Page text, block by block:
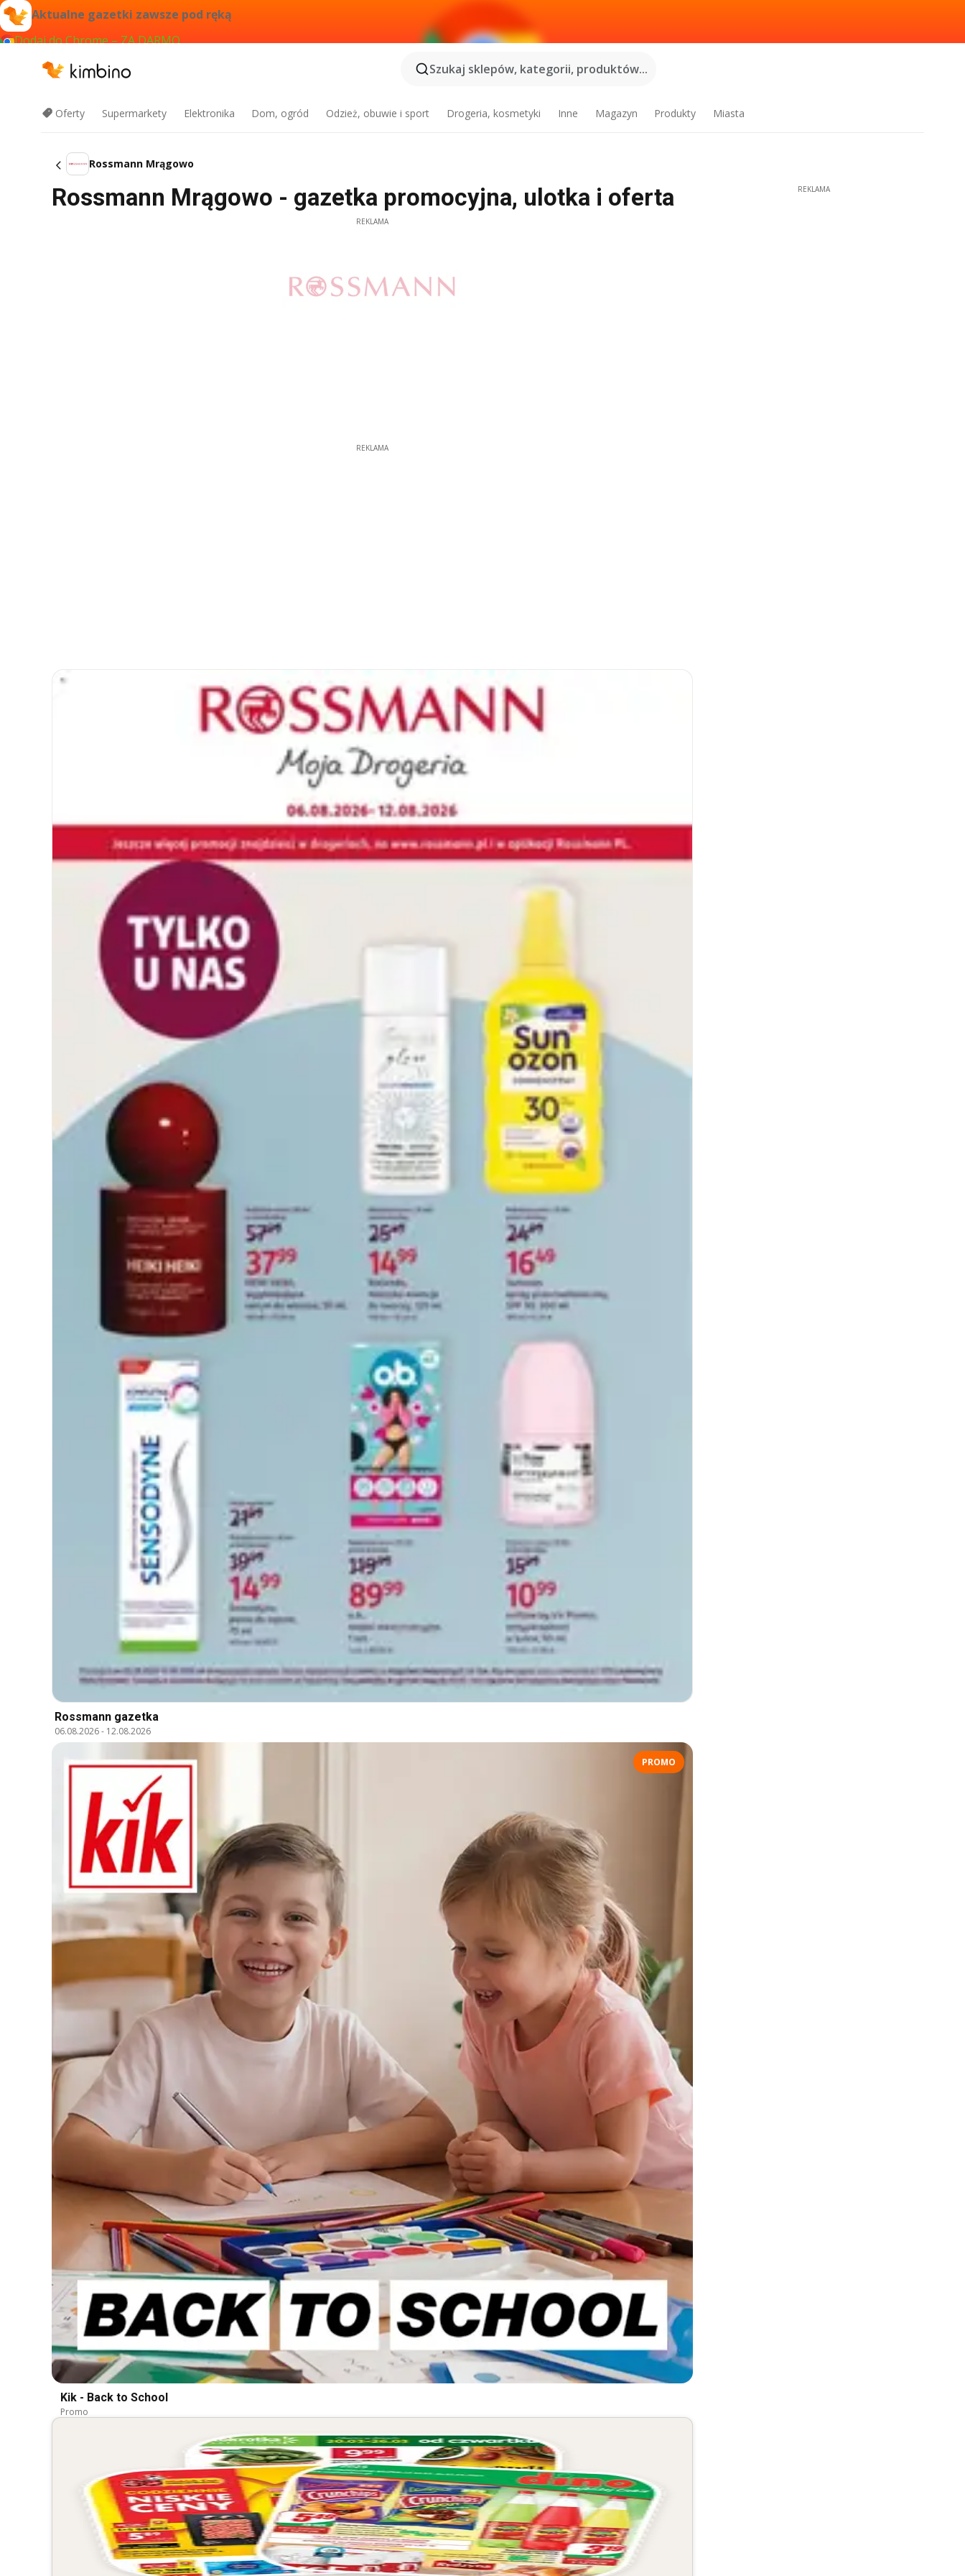
Aktualne gazetki zawsze pod ręką
Dodaj do Chrome – ZA DARMO
Szukaj sklepów, kategorii, produktów...
Oferty Supermarkety Elektronika Dom, ogród Odzież, obuwie i sport Drogeria, kosmetyki Inne Magazyn Produkty Miasta
Rossmann Mrągowo
Rossmann Mrągowo - gazetka promocyjna, ulotka i oferta
REKLAMA
REKLAMA
Rossmann gazetka
06.08.2026- 12.08.2026
PROMO
Kik - Back to School
Promo
REKLAMA